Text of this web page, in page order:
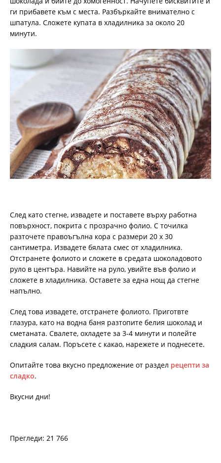
ги прибавете към с места. Разбъркайте внимателно с
шпатула. Сложете купата в хладилника за около 20
минути.
След като стегне, извадете и поставете върху работна
повърхност, покрита с прозрачно фолио. С точилка
разточете правоъгълна кора с размери 20 х 30
сантиметра. Извадете бялата смес от хладилника.
Отстранете фолиото и сложете в средата шоколадовото
руло в центъра. Навийте на руло, увийте във фолио и
сложете в хладилника. Оставете за една нощ да стегне
напълно.
След това извадете, отстранете фолиото. Приготвте
глазура, като на водна баня разтопите белия шоколад и
сметаната. Свалете, охладете за 3-4 минути и полейте
сладкия салам. Поръсете с какао, нарежете и поднесете.
Опитайте това вкусно предложение от раздел рецепти за
сладко.
Вкусни дни!
Прегледи: 21 766